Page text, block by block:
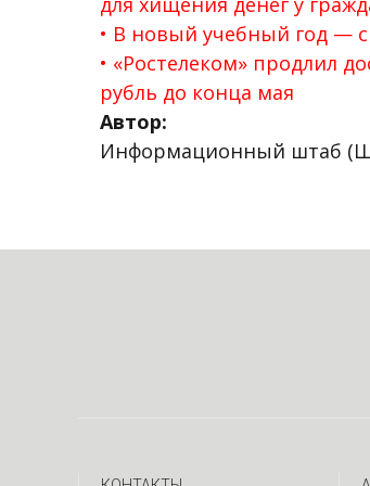
В новый учебный год —
«Ростелеком» продлил
рубль до конца мая
Автор:
Информационный штаб